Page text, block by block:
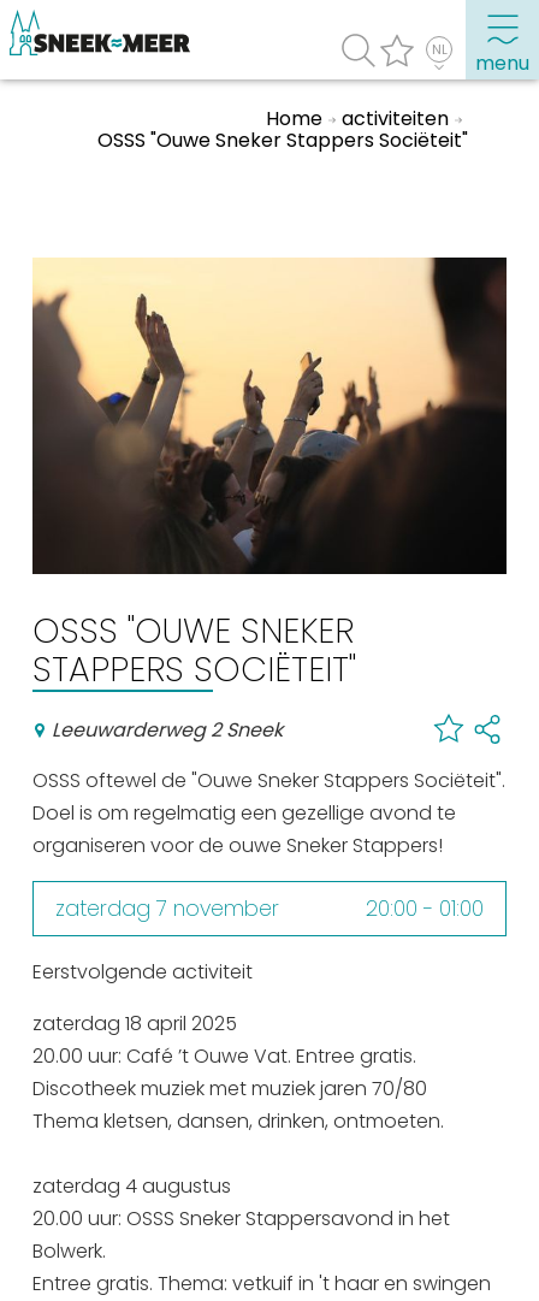
menu
Toeristische informatie
Bezienswaardigheden
Winkelen, uitgaan en doen
Eten, drinken & uitgaan
En meer
Arrangementen
Jouw Sneek
De Friese meren
Other languages
UITagenda
Routes
Veel bezochte pagina's:
Top 10 leuke dingen
Vakantie vieren in Sneek
Citygame Escapegame Sneek
Webcams
De leukste routes
Interactieve plattegrond van Sneek
Home activiteiten
OSSS "Ouwe Sneker Stappers Sociëteit"
OSSS "OUWE SNEKER
STAPPERS SOCIËTEIT"
Leeuwarderweg 2 Sneek
OSSS oftewel de "Ouwe Sneker Stappers Sociëteit".
Doel is om regelmatig een gezellige avond te
organiseren voor de ouwe Sneker Stappers!
zaterdag 7 november 20:00 - 01:00
Eerstvolgende activiteit
zaterdag 18 april 2025
20.00 uur: Café ’t Ouwe Vat. Entree gratis.
Discotheek muziek met muziek jaren 70/80
Thema kletsen, dansen, drinken, ontmoeten.
zaterdag 4 augustus
20.00 uur: OSSS Sneker Stappersavond in het
Bolwerk.
Entree gratis. Thema: vetkuif in 't haar en swingen